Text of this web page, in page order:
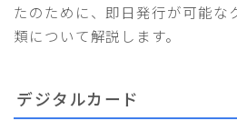
たのために、即日発行が可能な
類について解説します。
デジタルカード